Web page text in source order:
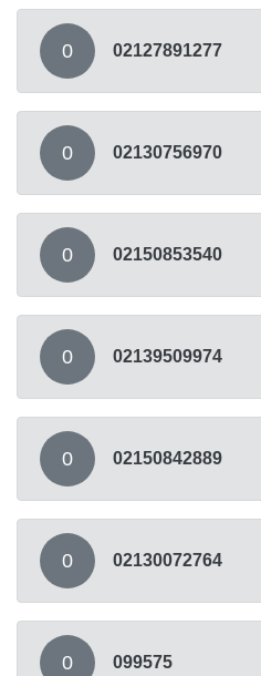
0 02127891277
0 02130756970
0 02150853540
0 02139509974
0 02150842889
0 02130072764
0 099575